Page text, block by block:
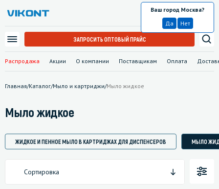
Распродажа Акции О компании Поставщикам Оплата
Москва
Ваш город Москва?
Да
Нет
ЗАПРОСИТЬ ОПТОВЫЙ ПРАЙС
Главная/Каталог/Мыло и картриджи/Мыло жидкое
Мыло жидкое
ЖИДКОЕ И ПЕННОЕ МЫЛО В КАРТРИДЖАХ ДЛЯ ДИСПЕНСЕРОВ МЫЛО
Сортировка